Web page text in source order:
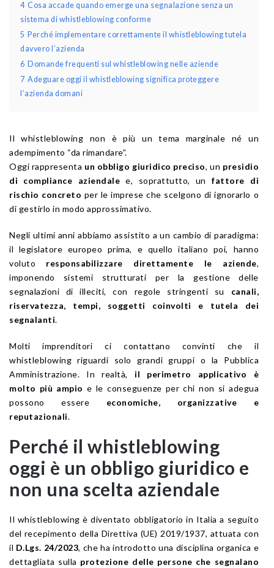
4 Cosa accade quando emerge una segnalazione senza un
sistema di whistleblowing conforme
5 Perché implementare correttamente il whistleblowing tutela
davvero l’azienda
6 Domande frequenti sul whistleblowing nelle aziende
7 Adeguare oggi il whistleblowing significa proteggere
l’azienda domani
Il whistleblowing non è più un tema marginale né un
adempimento “da rimandare”.
Oggi rappresenta un obbligo giuridico preciso, un presidio
di compliance aziendale e, soprattutto, unfattore di
rischio concreto per le imprese che scelgono di ignorarlo o
di gestirlo in modo approssimativo.
Negli ultimi anni abbiamo assistito a un cambio di paradigma:
il legislatore europeo prima, e quello italiano poi, hanno
voluto responsabilizzare direttamente le aziende,
imponendo sistemi strutturati per la gestione delle
segnalazioni di illeciti, con regole stringenti su canali,
riservatezza, tempi, soggetti coinvolti e tutela dei
segnalanti.
Molti imprenditori ci contattano convinti che il
whistleblowing riguardi solo grandi gruppi o la Pubblica
Amministrazione. In realtà, il perimetro applicativo è
molto più ampio e le conseguenze per chi non si adegua
possono essere economiche, organizzative e
reputazionali.
Perché il whistleblowing
oggi è un obbligo giuridico e
non una scelta aziendale
Il whistleblowing è diventato obbligatorio in Italia a seguito
del recepimento della Direttiva (UE) 2019/1937, attuata con
il D.Lgs. 24/2023, che ha introdotto una disciplina organica e
dettagliata sulla protezione delle persone che segnalano